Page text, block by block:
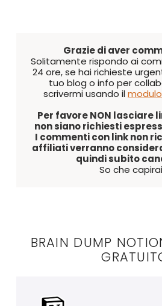
Grazie di aver
Solitamente rispondo ai
24 ore, se hai richieste
tuo blog o info per
scrivermi usando il
Per favore NON lasciare
non siano richiesti
I commenti con link non
affiliati verranno
quindi subito
So che
BRAIN DUMP